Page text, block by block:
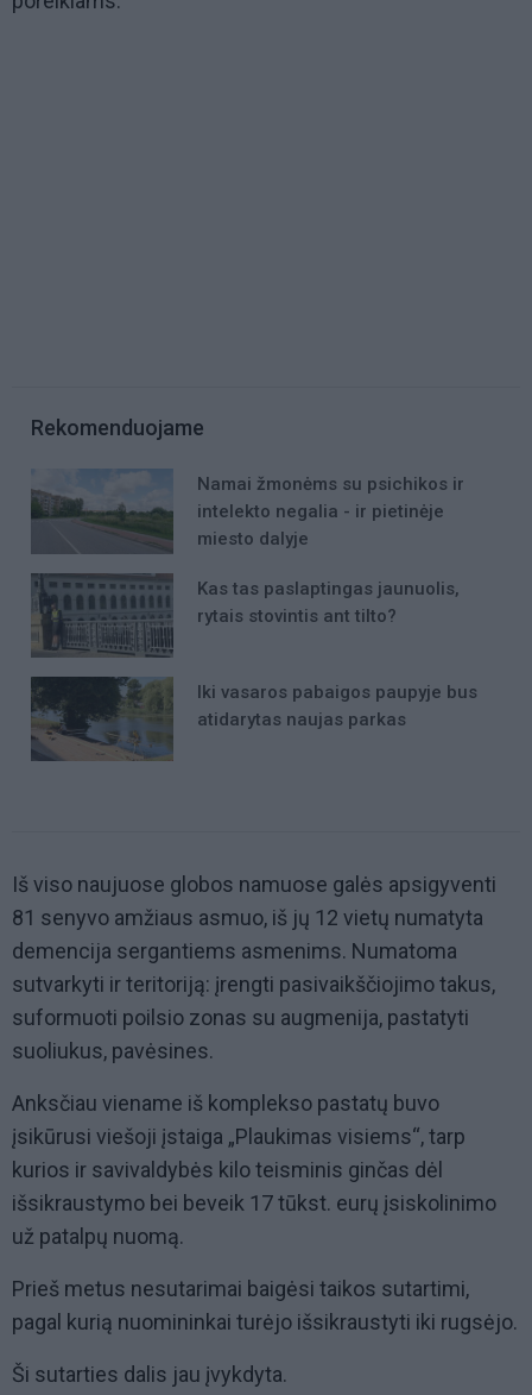
Rekomenduojame
Namai žmonėms su psichikos ir
intelekto negalia - ir pietinėje
miesto dalyje
Kas tas paslaptingas jaunuolis,
rytais stovintis ant tilto?
Iki vasaros pabaigos paupyje bus
atidarytas naujas parkas
Iš viso naujuose globos namuose galės apsigyventi
81 senyvo amžiaus asmuo, iš jų 12 vietų numatyta
demencija sergantiems asmenims. Numatoma
sutvarkyti ir teritoriją: įrengti pasivaikščiojimo takus,
suformuoti poilsio zonas su augmenija, pastatyti
suoliukus, pavėsines.
Anksčiau viename iš komplekso pastatų buvo
įsikūrusi viešoji įstaiga „Plaukimas visiems“, tarp
kurios ir savivaldybės kilo teisminis ginčas dėl
išsikraustymo bei beveik 17 tūkst. eurų įsiskolinimo
už patalpų nuomą.
Prieš metus nesutarimai baigėsi taikos sutartimi,
pagal kurią nuomininkai turėjo išsikraustyti iki rugsėjo.
Ši sutarties dalis jau įvykdyta.